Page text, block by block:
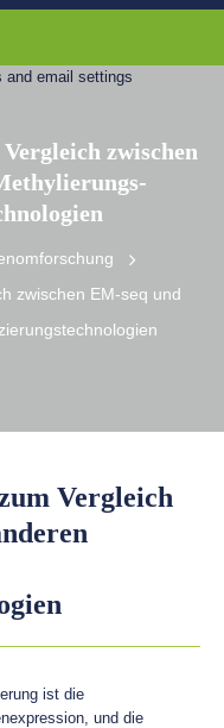
zwischen
zwischen EM-seq und
Vergleich
ist die
und die